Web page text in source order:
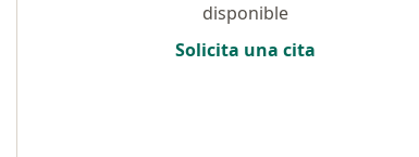
disponible
Solicita una cita